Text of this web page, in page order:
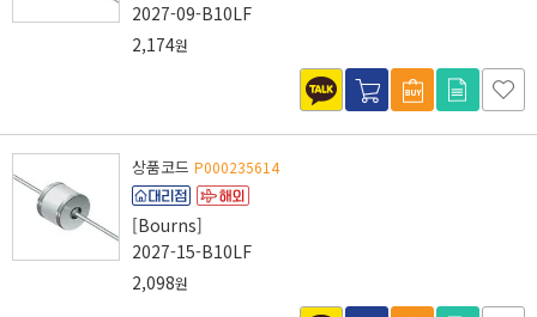
2027-09-B10LF
2,174원
상품코드 P000235614
[Bourns]
2027-15-B10LF
2,098원